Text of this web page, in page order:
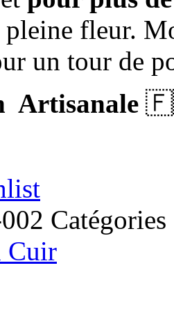
fleur.
un tour de
Artisanale
Cuir